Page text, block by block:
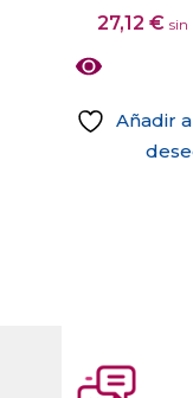
27,12 € sin
Añadir